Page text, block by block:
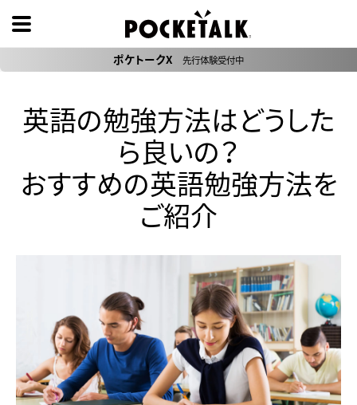
ポケトークX 先行体験受付中
英語の勉強方法はどうした
ら良いの？
おすすめの英語勉強方法を
ご紹介